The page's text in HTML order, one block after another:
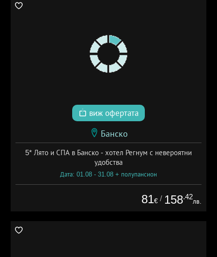
виж офертата
Банско
5* Лято и СПА в Банско - хотел Регнум с невероятни
удобства
Дата: 01.08 - 31.08 + полупансион
81€ / 158.42
лв.